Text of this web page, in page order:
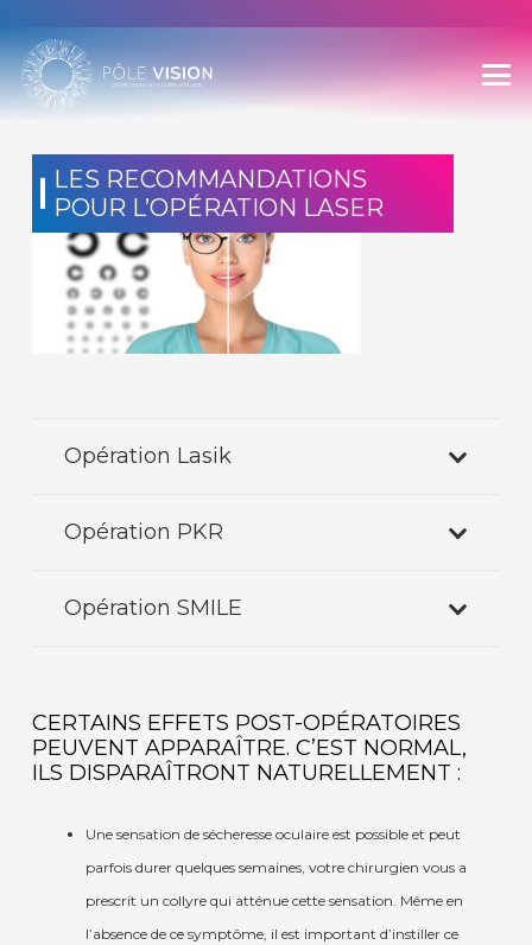
LES RECOMMANDATIONS
POUR L’OPÉRATION LASER
Opération Lasik
Opération PKR
Opération SMILE
CERTAINS EFFETS POST-OPÉRATOIRES
PEUVENT APPARAÎTRE. C’EST NORMAL,
ILS DISPARAÎTRONT NATURELLEMENT :
Une sensation de sécheresse oculaire est possible et peut
parfois durer quelques semaines, votre chirurgien vous a
prescrit un collyre qui atténue cette sensation. Même en
l’absence de ce symptôme, il est important d’instiller ce